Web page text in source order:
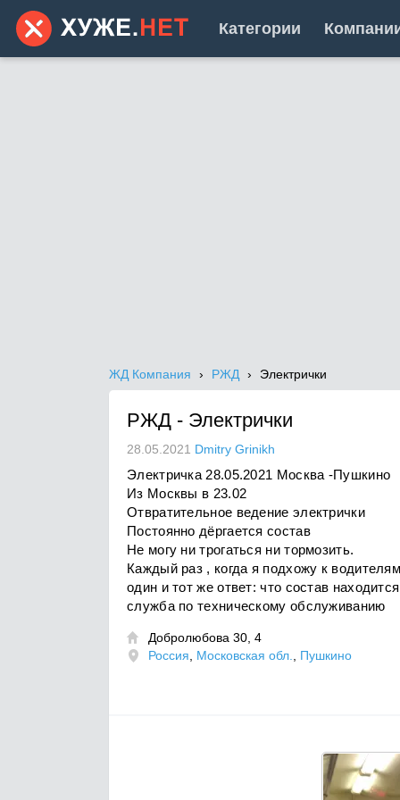
Категории
ЖД Компания РЖД Электрички
РЖД - Электрички
28.05.2021 Dmitry Grinikh
Электричка 28.05.2021 Москва -Пушкино
Из Москвы в 23.02
Отвратительное ведение электрички
Постоянно дёргается состав
Не могу ни трогаться ни тормозить.
Каждый раз , когда я подхожу к
один и тот же ответ: что состав
служба по техническому обслуживанию

Добролюбова 30, 4
Россия
Московская обл. Пушкино